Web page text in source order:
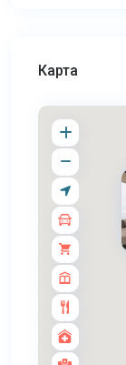
Карта